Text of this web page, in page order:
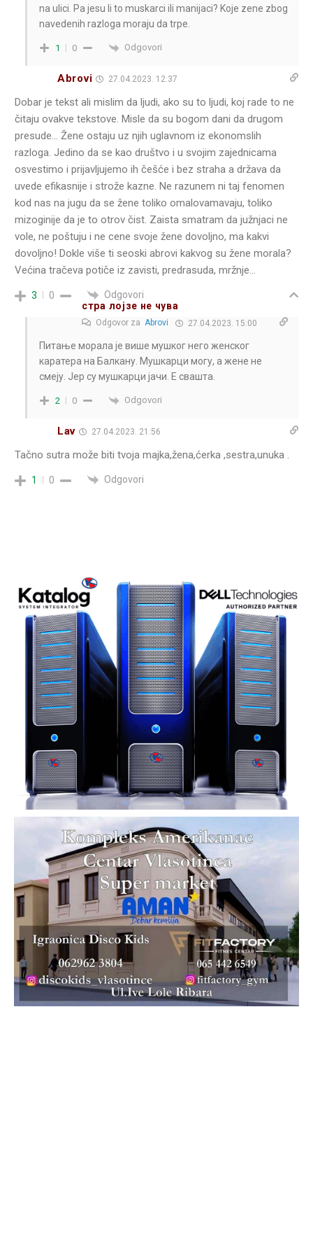
na ulici. Pa jesu li to muskarci ili manijaci? Koje zene zbog
navedenih razloga moraju da trpe.
1 0 Odgovori
Abrovi 27.04.2023. 12:37
Dobar je tekst ali mislim da ljudi, ako su to ljudi, koj rade to ne
čitaju ovakve tekstove. Misle da su bogom dani da drugom
presude… Žene ostaju uz njih uglavnom iz ekonomslih
razloga. Jedino da se kao društvo i u svojim zajednicama
osvestimo i prijavljujemo ih češće i bez straha a država da
uvede efikasnije i strože kazne. Ne razunem ni taj fenomen
kod nas na jugu da se žene toliko omalovamavaju, toliko
mizoginije da je to otrov čist. Zaista smatram da južnjaci ne
vole, ne poštuju i ne cene svoje žene dovoljno, ma kakvi
dovoljno! Dokle više ti seoski abrovi kakvog su žene morala?
Većina tračeva potiče iz zavisti, predrasuda, mržnje…
3 0
Odgovori
стра лојзе не чува
Odgovor za Abrovi 27.04.2023. 15:00
Питање морала је више мушког него женског
каратера на Балкану. Мушкарци могу, а жене не
смеју. Јер су мушкарци јачи. Е свашта.
2 0 Odgovori
Lav 27.04.2023. 21:56
Tačno sutra može biti tvoja majka,žena,ćerka ,sestra,unuka .
1 0 Odgovori